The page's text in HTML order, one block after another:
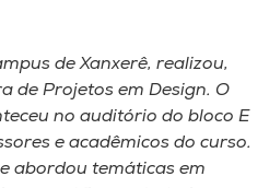
de Xanxerê, realizou,
de Projetos em Design. O
no auditório do bloco E
e acadêmicos do curso.
abordou temáticas em